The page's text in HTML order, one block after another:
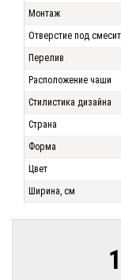
Монтаж
Отверстие под
Перелив
Расположение чаши
Стилистика дизайна
Страна
Форма
Цвет
Ширина, см